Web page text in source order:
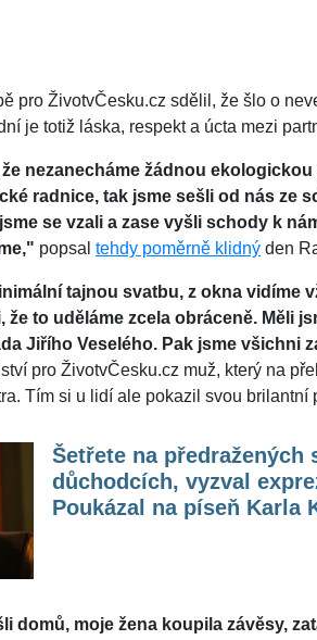
pro ŽivotvČesku.cz sdělil, že šlo o
je totiž láska, respekt a úcta mezi
nezanecháme žádnou
radnice, tak jsme sešli od nás ze
se vzali a zase vyšli schody k
popsal tehdy poměrně klidný den
tajnou svatbu, z okna vidíme
že to uděláme zcela obráceně. Měli
Jiřího Veselého. Pak jsme všichni
pro ŽivotvČesku.cz muž, který na
Tím si u lidí ale pokazil svou brilantní
Šetřete na předražených
důchodcích, vyzval
Poukázal na píseň Karla
domů, moje žena koupila závěsy,